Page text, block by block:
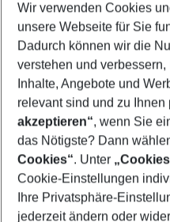
Select your date range
11/08/26–09/08/27
Who will travel
2 adults No children
Show
Wir verwenden Cookies
unsere Webseite für Sie
Dadurch können wir die
verstehen und
Inhalte, Angebote und
relevant sind und zu
akzeptieren“, wenn Sie
das Nötigste? Dann
Cookies“. Unter
Cookie-Einstellungen
Ihre Privatsphäre-
jederzeit ändern oder